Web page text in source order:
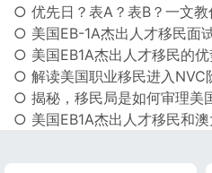
○ 优先日？表A？表B？一文教
○ 美国EB1A杰出人才移民的优
○ 解读美国职业移民进入NVC
○ 揭秘，移民局是如何审理美
○ 美国EB1A杰出人才移民和